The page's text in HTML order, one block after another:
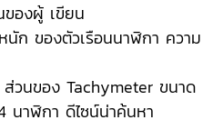
ของผู้ เขียน
นัก ของตัวเรือนนาฬิกา ความ
วนของ Tachymeter ขนาด
นาฬิกา ดีไซน์น่าค้นหา